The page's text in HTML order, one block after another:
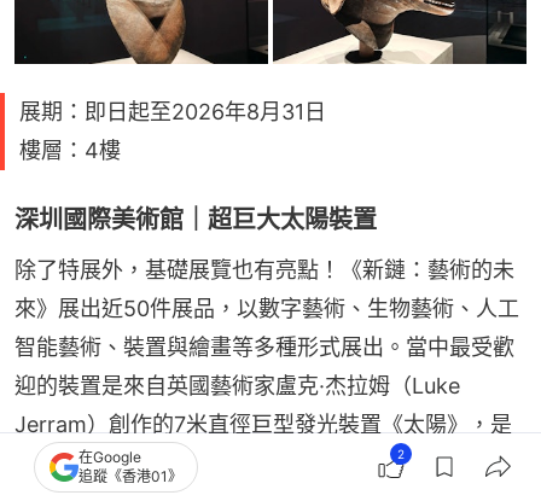
展期：即日起至2026年8月31日
樓層：4樓
深圳國際美術館｜超巨大太陽裝置
除了特展外，基礎展覽也有亮點！《新鏈：藝術的未
來》展出近50件展品，以數字藝術、生物藝術、人工
智能藝術、裝置與繪畫等多種形式展出。當中最受歡
迎的裝置是來自英國藝術家盧克·杰拉姆（Luke
Jerram）創作的7米直徑巨型發光裝置《太陽》，是
按1：2億比例還原了太陽表面的細節，讓大家可以在
在Google
追蹤《香港01》
2